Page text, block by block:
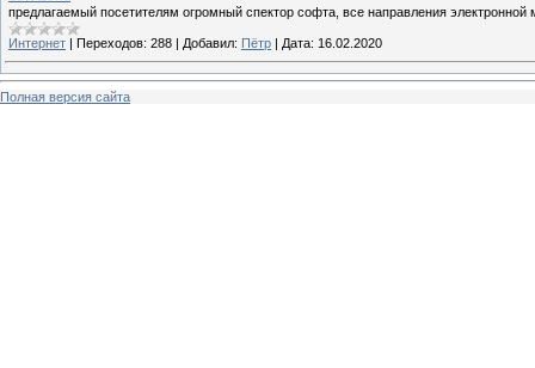
предлагаемый посетителям огромный спектор софта, все направления
Интернет Переходов: 288 Добавил: Пётр Дата: 16.02.2020
Полная версия сайта